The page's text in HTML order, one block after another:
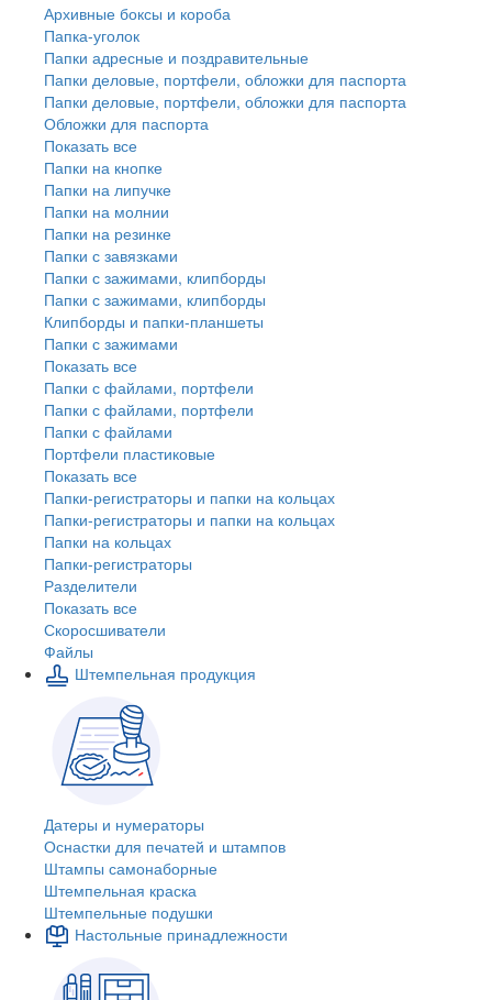
Архивные боксы и короба
Папка-уголок
Папки адресные и поздравительные
Папки деловые, портфели, обложки для паспорта
Папки деловые, портфели, обложки для паспорта
Обложки для паспорта
Показать все
Папки на кнопке
Папки на липучке
Папки на молнии
Папки на резинке
Папки с завязками
Папки с зажимами, клипборды
Папки с зажимами, клипборды
Клипборды и папки-планшеты
Папки с зажимами
Показать все
Папки с файлами, портфели
Папки с файлами, портфели
Папки с файлами
Портфели пластиковые
Показать все
Папки-регистраторы и папки на кольцах
Папки-регистраторы и папки на кольцах
Папки на кольцах
Папки-регистраторы
Разделители
Показать все
Скоросшиватели
Файлы
Штемпельная продукция
Датеры и нумераторы
Оснастки для печатей и штампов
Штампы самонаборные
Штемпельная краска
Штемпельные подушки
Настольные принадлежности